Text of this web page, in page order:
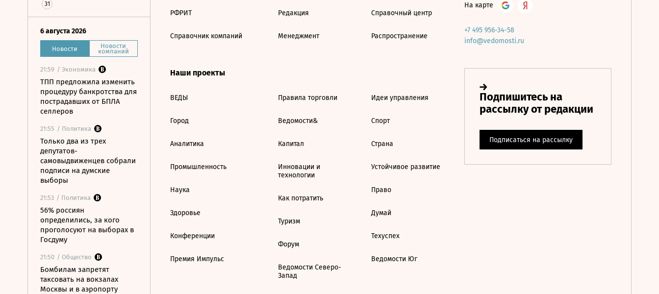
31
6 августа 2026
Новости Новости
компаний
21:59 / Экономика
ТПП предложила изменить
процедуру банкротства для
пострадавших от БПЛА
селлеров
21:55 / Политика
Только два из трех
депутатов-
самовыдвиженцев собрали
подписи на думские
выборы
21:53 / Политика
56% россиян
определились, за кого
проголосуют на выборах в
Госдуму
21:50 / Общество
Бомбилам запретят
таксовать на вокзалах
Москвы и в аэропорту
РФРИТ
Справочник компаний
Редакция
Менеджмент
Справочный центр
Распространение
Наши проекты
ВЕДЫ
Город
Аналитика
Промышленность
Наука
Здоровье
Конференции
Премия Импульс
Правила торговли
Ведомости&
Капитал
Инновации и
технологии
Как потратить
Туризм
Форум
Ведомости Северо-
Запад
Идеи управления
Спорт
Страна
Устойчивое развитие
Право
Думай
Техуспех
Ведомости Юг
На карте
+7 495 956-34-58
info@vedomosti.ru